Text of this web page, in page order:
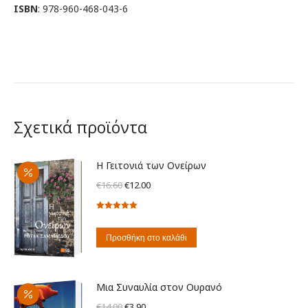
ISBN: 978-960-468-043-6
Σχετικά προϊόντα
Η Γειτονιά των Ονείρων
€16.60Original
price
€16.60.
€12.00Η
είναι:
Προσθήκη στο καλάθι
Μια Συναυλία στον Ουρανό